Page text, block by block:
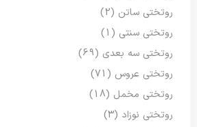
روتختی ساتن (2)
روتختی سنتی (1)
روتختی سه بعدی (69)
روتختی عروس (71)
روتختی مخمل (18)
روتختی نوزاد (3)